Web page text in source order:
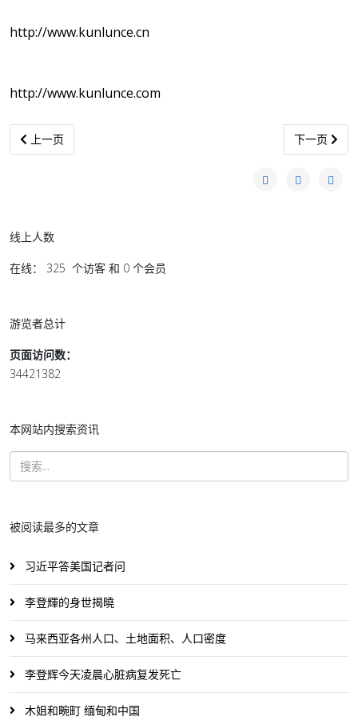
http://www.kunlunce.cn
http://www.kunlunce.com
上一篇文章: 学校挖出215具儿童遗骸：加拿大污蔑中国，却被曝出
上一页 下一篇文章:
下一页
线上人数
在线： 325 个访客 和 0 个会员
游览者总计
页面访问数：
34421382
本网站内搜索资讯
被阅读最多的文章
习近平答美国记者问
李登輝的身世揭曉
马来西亚各州人口、土地面积、人口密度
李登辉今天凌晨心脏病复发死亡
木姐和畹町 缅甸和中国